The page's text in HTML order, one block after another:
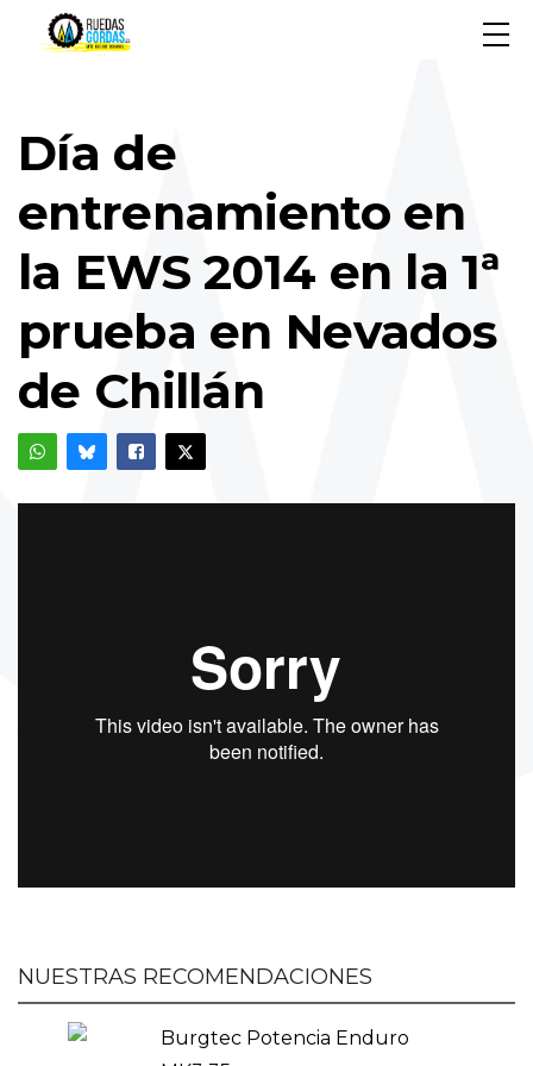
Día de
entrenamiento en
la EWS 2014 en la 1ª
prueba en Nevados
de Chillán
NUESTRAS RECOMENDACIONES
Burgtec Potencia Enduro